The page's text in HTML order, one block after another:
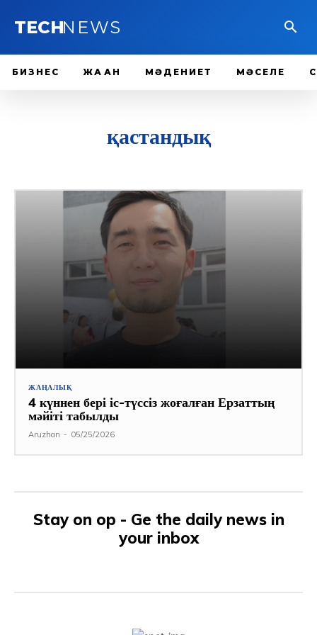
TECHNEWS
БИЗНЕС ЖАҺАН МӘДЕНИЕТ МӘСЕЛЕ
қастандық
ЖАҢАЛЫҚ
4 күннен бері іс-түссіз жоғалған Ерзаттың
мәйіті табылды
Aruzhan - 05/25/2026
Stay on op - Ge the daily news in
your inbox